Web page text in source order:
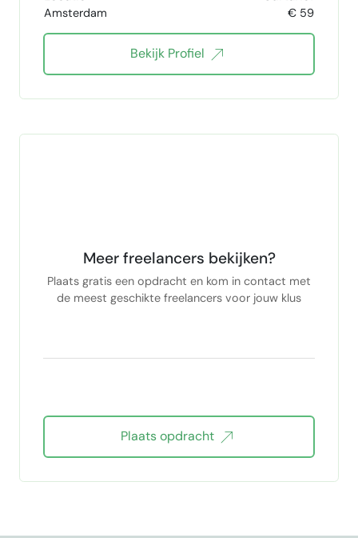
N8N Workflow Automation API Integration
Webhooks LinkedIn recruiter
Meta Business Manager WhatsApp API
Amsterdam
€ 59
Bekijk Profiel
Meer freelancers bekijken?
Plaats gratis een opdracht en kom in contact met
de meest geschikte freelancers voor jouw klus
Plaats opdracht